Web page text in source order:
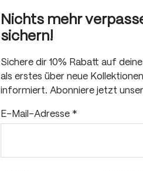
Nichts mehr
sichern!
Sichere dir 10% Rabatt auf
als erstes über neue
informiert. Abonniere jetzt
E-Mail-Adresse *